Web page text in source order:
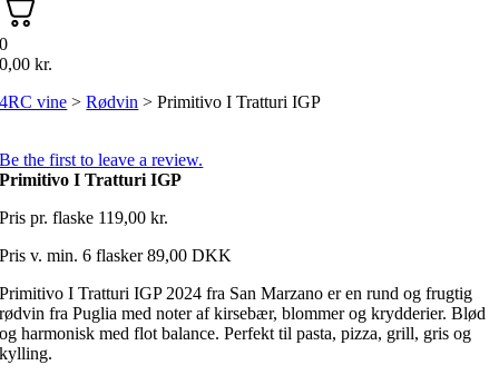
0
0,00kr.
4RC vine >Rødvin >Primitivo I Tratturi IGP
Be the first to leave a review.
Primitivo I Tratturi IGP
Pris pr. flaske 119,00kr.
Pris v. min. 6 flasker 89,00 DKK
Primitivo I Tratturi IGP 2024 fra San Marzano er en rund og frugtig
rødvin fra Puglia med noter af kirsebær, blommer og krydderier. Blød
og harmonisk med flot balance. Perfekt til pasta, pizza, grill, gris og
kylling.